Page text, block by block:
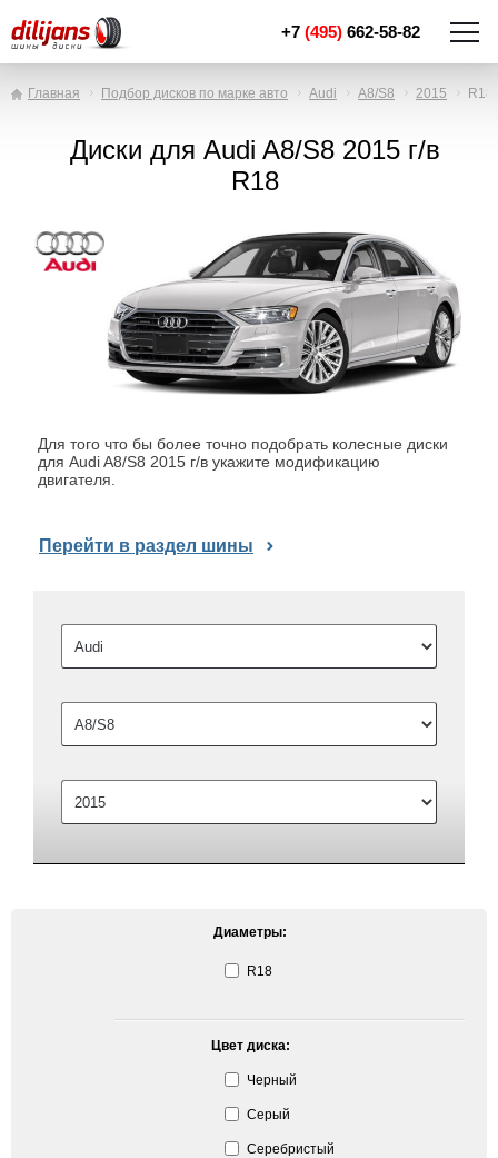
+7 (495) 662-58-82
Главная Подбор дисков по марке авто Audi A8/S8 2015 R18
Диски для Audi A8/S8 2015 г/в
R18
Для того что бы более точно подобрать колесные диски
для Audi A8/S8 2015 г/в укажите модификацию
двигателя.
Перейти в раздел шины
Диаметры:
R18
Цвет диска:
Черный
Серый
Серебристый